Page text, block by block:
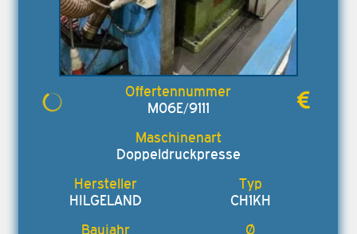
M06E/9111
Doppeldruckpresse
HILGELAND CH1KH